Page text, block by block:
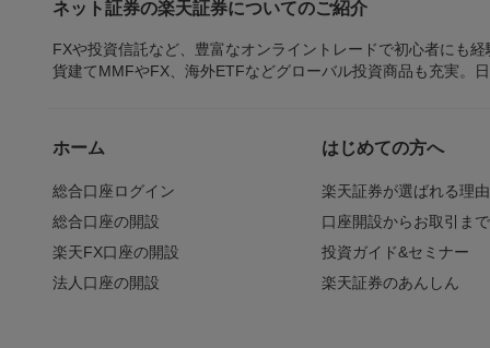
ネット証券の楽天証券についてのご紹介
FXや投資信託など、豊富なオンライントレードで初心者にも
貨建てMMFやFX、海外ETFなどグローバル投資商品も充実。
ホーム
総合口座ログイン
総合口座の開設
楽天FX口座の開設
法人口座の開設
はじめての方へ
楽天証券が選ばれる理由
口座開設からお取引ま
投資ガイド&セミナー
楽天証券のあんしん